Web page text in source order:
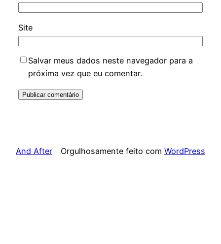
Site
Salvar meus dados neste navegador para a
próxima vez que eu comentar.
And After Orgulhosamente feito com WordPress